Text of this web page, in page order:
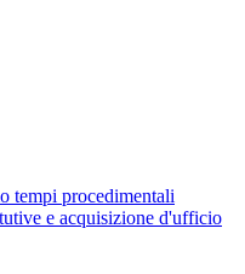
tempi procedimentali
e acquisizione d'ufficio